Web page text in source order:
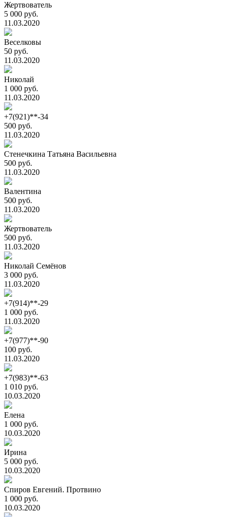
Жертвователь
5 000 руб.
11.03.2020
Веселковы
50 руб.
11.03.2020
Николай
1 000 руб.
11.03.2020
+7(921)**-34
500 руб.
11.03.2020
Стенечкина Татьяна Васильевна
500 руб.
11.03.2020
Валентина
500 руб.
11.03.2020
Жертвователь
500 руб.
11.03.2020
Николай Семёнов
3 000 руб.
11.03.2020
+7(914)**-29
1 000 руб.
11.03.2020
+7(977)**-90
100 руб.
11.03.2020
+7(983)**-63
1 010 руб.
10.03.2020
Елена
1 000 руб.
10.03.2020
Ирина
5 000 руб.
10.03.2020
Спиров Евгений. Протвино
1 000 руб.
10.03.2020